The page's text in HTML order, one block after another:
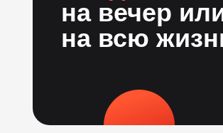
на вечер
на всю